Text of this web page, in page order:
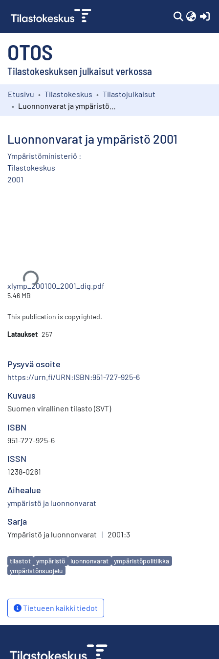
OTOS
Tilastokeskuksen julkaisut verkossa
Kokoelmat
Etusivu Tilastokeskus
Tilastojulkaisut
Luonnonvarat ja ympäristö 2001
Ympäristöministeriö :
Tilastokeskus
2001
xlymp_200100_2001_dig.pdf
5.46 MB
This publication is copyrighted.
Lataukset 257
Pysyvä osoite
https://urn.fi/URN:ISBN:951-727-925-6
Kuvaus
Suomen virallinen tilasto (SVT)
ISBN
951-727-925-6
ISSN
1238-0261
Aihealue
ympäristö ja luonnonvarat
Sarja
Ympäristö ja luonnonvarat | 2001:3
Avainsanat
tilastot ympäristö luonnonvarat
ympäristöpolitiikka
ympäristönsuojelu
Tietueen kaikki tiedot